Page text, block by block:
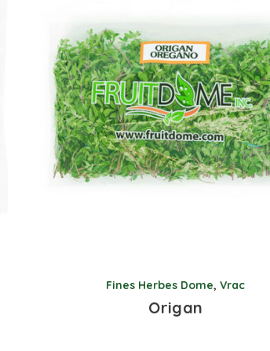
Fines Herbes Dome,Vrac
Origan